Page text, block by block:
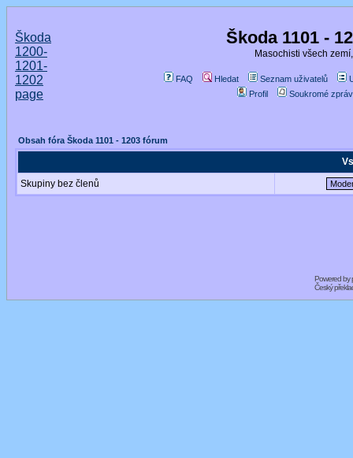
Škoda
1200-
1201-
1202
page
Škoda 1101 -
Masochisti všech
FAQ Hledat Seznam uživatelů
Profil
Soukromé
Obsah fóra Škoda 1101 - 1203 fórum
Skupiny bez členů
Powered by
Český